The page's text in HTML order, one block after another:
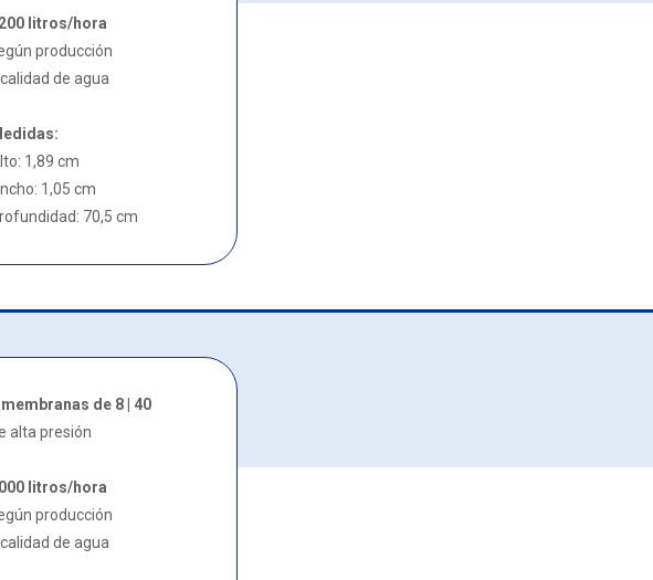
litros/hora
producción
de agua
1,89 cm
1,05 cm
70,5 cm
membranas de 8 | 40
alta presión
litros/hora
producción
de agua